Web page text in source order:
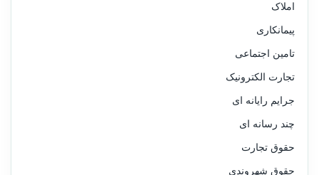
املاک
پیمانکاری
تامین اجتماعی
تجارت الکترونیک
جرایم رایانه ای
چند رسانه ای
حقوق تجارت
حقوق شهروندی